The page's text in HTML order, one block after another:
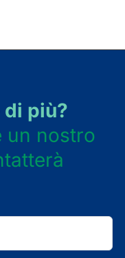
più?
un nostro